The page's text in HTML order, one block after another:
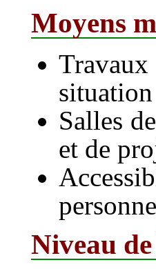
Moyens
situation
Salles
et de
Niveau